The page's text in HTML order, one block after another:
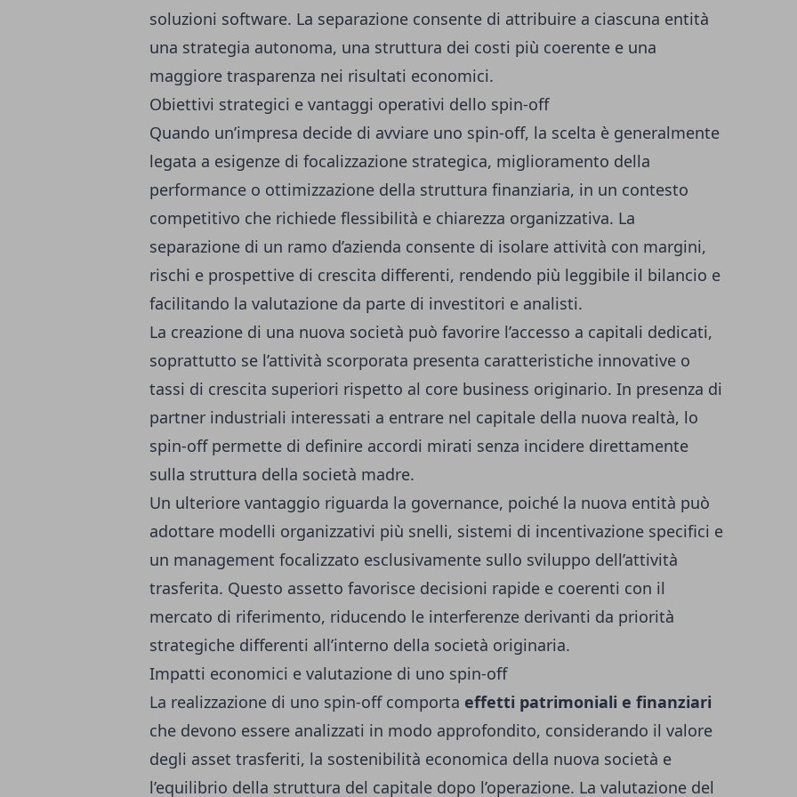
soluzioni software. La separazione consente di attribuire a ciascuna entità
una strategia autonoma, una struttura dei costi più coerente e una
maggiore trasparenza nei risultati economici.
Obiettivi strategici e vantaggi operativi dello spin-off
Quando un’impresa decide di avviare uno spin-off, la scelta è generalmente
legata a esigenze di focalizzazione strategica, miglioramento della
performance o ottimizzazione della struttura finanziaria, in un contesto
competitivo che richiede flessibilità e chiarezza organizzativa. La
separazione di un ramo d’azienda consente di isolare attività con margini,
rischi e prospettive di crescita differenti, rendendo più leggibile il bilancio e
facilitando la valutazione da parte di investitori e analisti.
La creazione di una nuova società può favorire l’accesso a capitali dedicati,
soprattutto se l’attività scorporata presenta caratteristiche innovative o
tassi di crescita superiori rispetto al core business originario. In presenza di
partner industriali interessati a entrare nel capitale della nuova realtà, lo
spin-off permette di definire accordi mirati senza incidere direttamente
sulla struttura della società madre.
Un ulteriore vantaggio riguarda la governance, poiché la nuova entità può
adottare modelli organizzativi più snelli, sistemi di incentivazione specifici e
un management focalizzato esclusivamente sullo sviluppo dell’attività
trasferita. Questo assetto favorisce decisioni rapide e coerenti con il
mercato di riferimento, riducendo le interferenze derivanti da priorità
strategiche differenti all’interno della società originaria.
Impatti economici e valutazione di uno spin-off
La realizzazione di uno spin-off comporta effetti patrimoniali e finanziari
che devono essere analizzati in modo approfondito, considerando il valore
degli asset trasferiti, la sostenibilità economica della nuova società e
l’equilibrio della struttura del capitale dopo l’operazione. La valutazione del